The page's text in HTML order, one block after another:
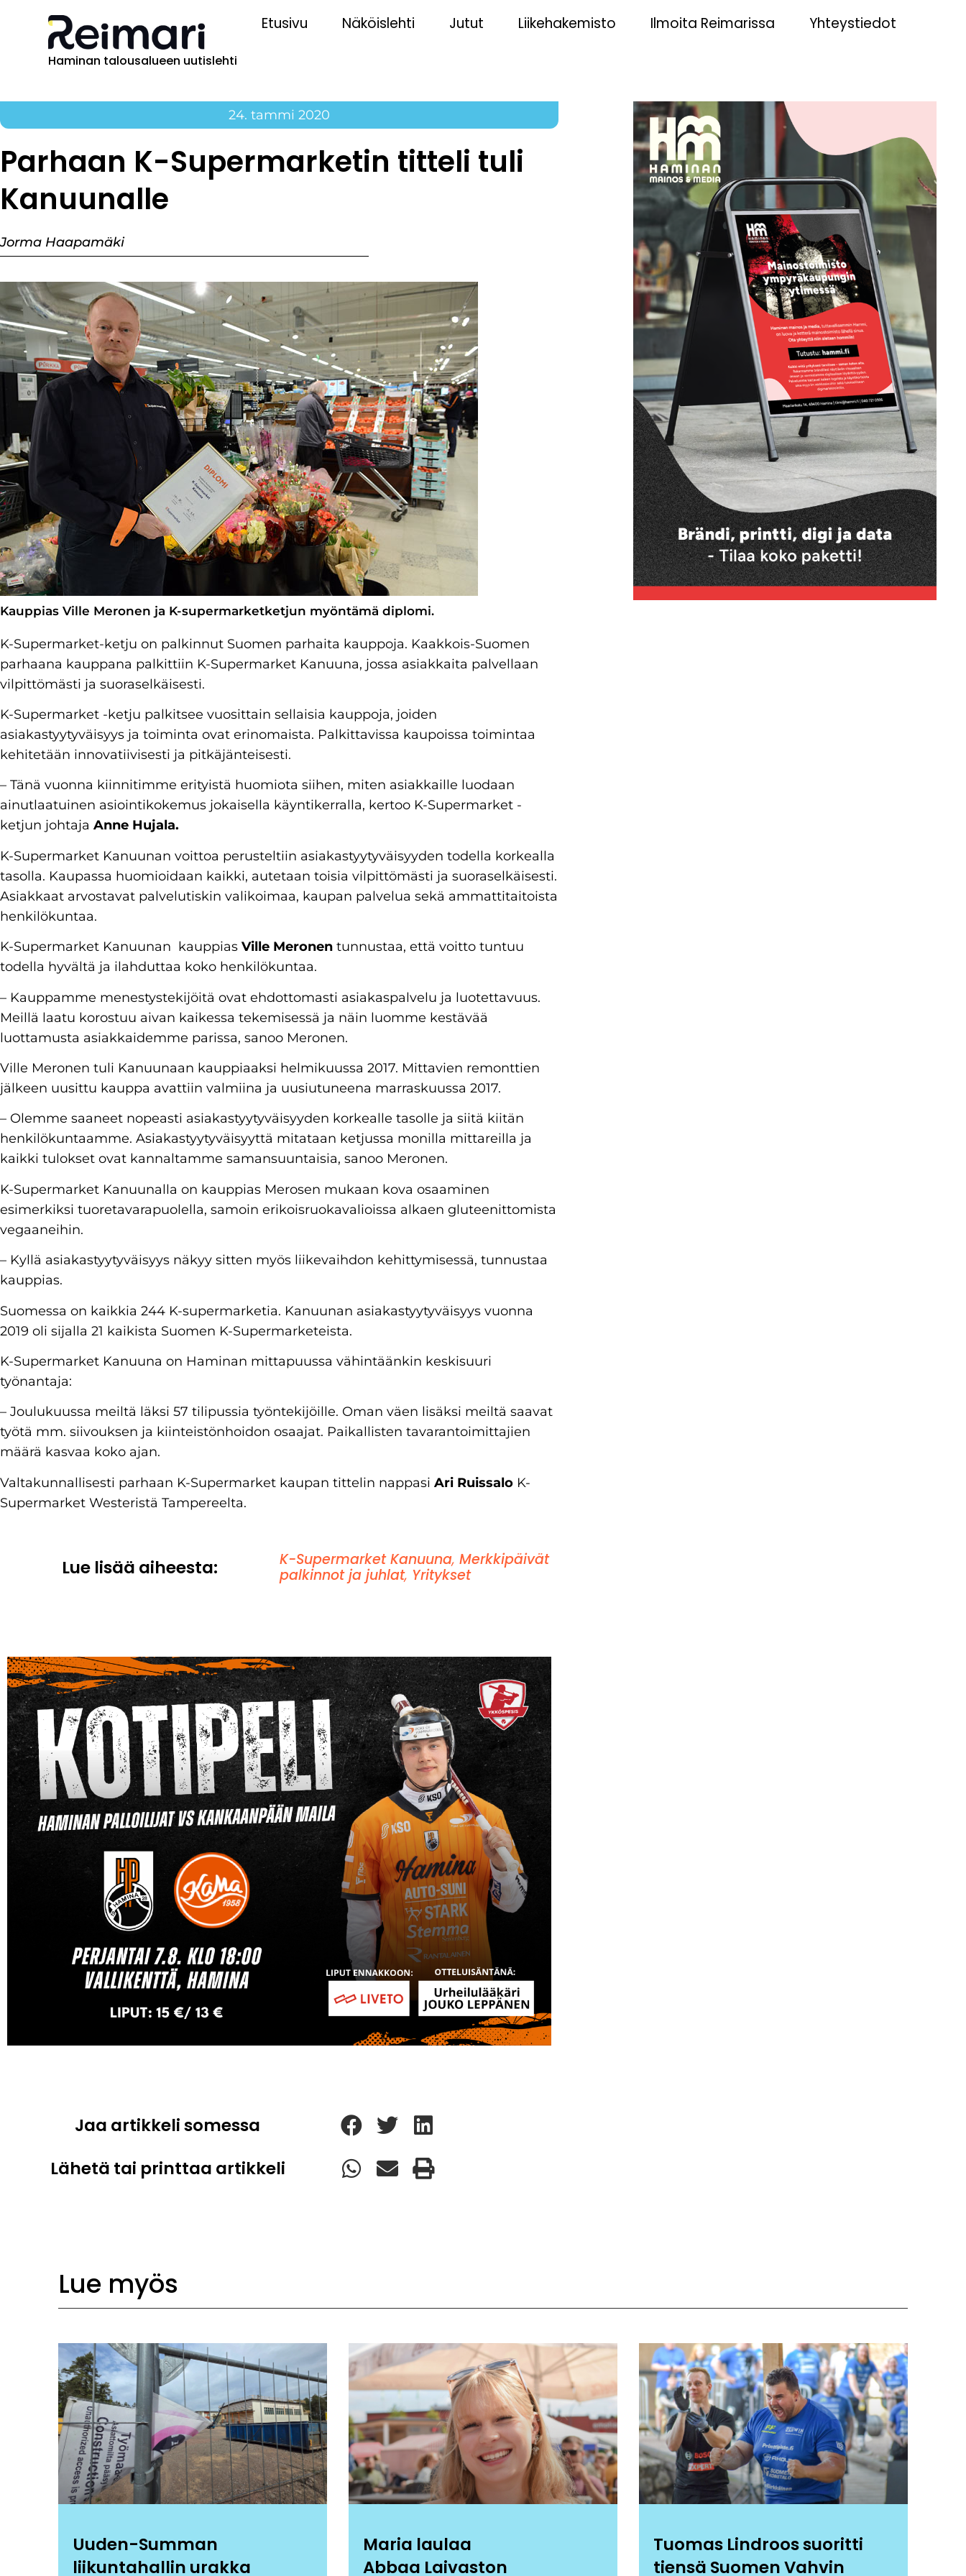
Haminan talousalueen uutislehti
Etusivu Näköislehti Jutut Liikehakemisto Ilmoita Reimarissa Yhteystiedot
24. tammi 2020
Parhaan K-Supermarketin titteli tuli
Kanuunalle
Jorma Haapamäki
Kauppias Ville Meronen ja K-supermarketketjun myöntämä diplomi.
K-Supermarket-ketju on palkinnut Suomen parhaita kauppoja. Kaakkois-Suomen
parhaana kauppana palkittiin K-Supermarket Kanuuna, jossa asiakkaita palvellaan
vilpittömästi ja suoraselkäisesti.
K-Supermarket -ketju palkitsee vuosittain sellaisia kauppoja, joiden
asiakastyytyväisyys ja toiminta ovat erinomaista. Palkittavissa kaupoissa toimintaa
kehitetään innovatiivisesti ja pitkäjänteisesti.
– Tänä vuonna kiinnitimme erityistä huomiota siihen, miten asiakkaille luodaan
ainutlaatuinen asiointikokemus jokaisella käyntikerralla, kertoo K-Supermarket -
ketjun johtaja Anne Hujala.
K-Supermarket Kanuunan voittoa perusteltiin asiakastyytyväisyyden todella korkealla
tasolla. Kaupassa huomioidaan kaikki, autetaan toisia vilpittömästi ja suoraselkäisesti.
Asiakkaat arvostavat palvelutiskin valikoimaa, kaupan palvelua sekä ammattitaitoista
henkilökuntaa.
K-Supermarket Kanuunan kauppias Ville Meronen tunnustaa, että voitto tuntuu
todella hyvältä ja ilahduttaa koko henkilökuntaa.
– Kauppamme menestystekijöitä ovat ehdottomasti asiakaspalvelu ja luotettavuus.
Meillä laatu korostuu aivan kaikessa tekemisessä ja näin luomme kestävää
luottamusta asiakkaidemme parissa, sanoo Meronen.
Ville Meronen tuli Kanuunaan kauppiaaksi helmikuussa 2017. Mittavien remonttien
jälkeen uusittu kauppa avattiin valmiina ja uusiutuneena marraskuussa 2017.
– Olemme saaneet nopeasti asiakastyytyväisyyden korkealle tasolle ja siitä kiitän
henkilökuntaamme. Asiakastyytyväisyyttä mitataan ketjussa monilla mittareilla ja
kaikki tulokset ovat kannaltamme samansuuntaisia, sanoo Meronen.
K-Supermarket Kanuunalla on kauppias Merosen mukaan kova osaaminen
esimerkiksi tuoretavarapuolella, samoin erikoisruokavalioissa alkaen gluteenittomista
vegaaneihin.
– Kyllä asiakastyytyväisyys näkyy sitten myös liikevaihdon kehittymisessä, tunnustaa
kauppias.
Suomessa on kaikkia 244 K-supermarketia. Kanuunan asiakastyytyväisyys vuonna
2019 oli sijalla 21 kaikista Suomen K-Supermarketeista.
K-Supermarket Kanuuna on Haminan mittapuussa vähintäänkin keskisuuri
työnantaja:
– Joulukuussa meiltä läksi 57 tilipussia työntekijöille. Oman väen lisäksi meiltä saavat
työtä mm. siivouksen ja kiinteistönhoidon osaajat. Paikallisten tavarantoimittajien
määrä kasvaa koko ajan.
Valtakunnallisesti parhaan K-Supermarket kaupan tittelin nappasi Ari Ruissalo K-
Supermarket Westeristä Tampereelta.
Lue lisää aiheesta: K-Supermarket Kanuuna, Merkkipäivät
palkinnot ja juhlat, Yritykset
Jaa artikkeli somessa
Lähetä tai printtaa artikkeli
Lue myös
Uuden-Summan
liikuntahallin urakka
Maria laulaa
Abbaa Laivaston
Tuomas Lindroos suoritti
tiensä Suomen Vahvin